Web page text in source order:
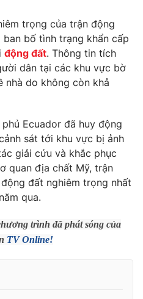
trọng của trận động
bố tình trạng khẩn cấp
động đất. Thông tin tích
dân tại các khu vực bờ
nhà do không còn khả
Ecuador đã huy động
sát tới khu vực bị ảnh
giải cứu và khắc phục
quan địa chất Mỹ, trận
đất nghiêm trọng nhất
qua.
trình đã phát sóng của
TV Online!